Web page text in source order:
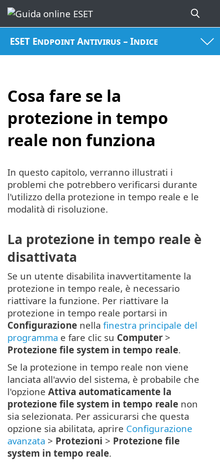
ESET Endpoint Antivirus – Indice
Cosa fare se la
protezione in tempo
reale non funziona
In questo capitolo, verranno illustrati i
problemi che potrebbero verificarsi durante
l'utilizzo della protezione in tempo reale e le
modalità di risoluzione.
La protezione in tempo reale è
disattivata
Se un utente disabilita inavvertitamente la
protezione in tempo reale, è necessario
riattivare la funzione. Per riattivare la
protezione in tempo reale portarsi in
Configurazione nella finestra principale del
programma e fare clic su Computer >
Protezione file system in tempo reale.
Se la protezione in tempo reale non viene
lanciata all'avvio del sistema, è probabile che
l'opzione Attiva automaticamente la
protezione file system in tempo reale non
sia selezionata. Per assicurarsi che questa
opzione sia abilitata, aprire Configurazione
avanzata > Protezioni > Protezione file
system in tempo reale.